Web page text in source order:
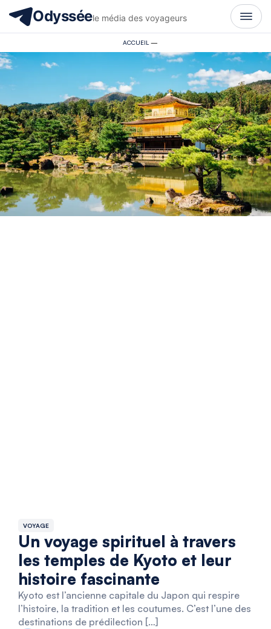
Odysséele média des voyageurs
ACCUEIL —
VOYAGE
Un voyage spirituel à travers
les temples de Kyoto et leur
histoire fascinante
Kyoto est l’ancienne capitale du Japon qui respire
l’histoire, la tradition et les coutumes. C’est l’une des
destinations de prédilection […]